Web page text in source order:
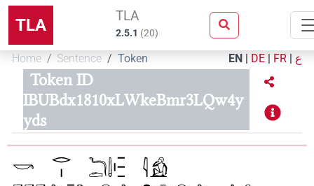
TLA TLA
2.5.1 (20)
Home Sentence Token EN | DE | FR | ع
Token ID
IBUBdx1810xLWkeBmr3LQw4y
yds